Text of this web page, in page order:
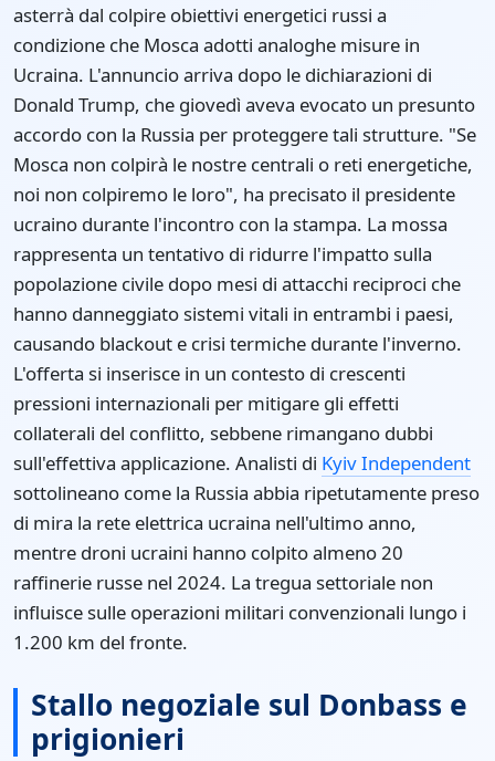
asterrà dal colpire obiettivi energetici russi a
condizione che Mosca adotti analoghe misure in
Ucraina. L'annuncio arriva dopo le dichiarazioni di
Donald Trump, che giovedì aveva evocato un presunto
accordo con la Russia per proteggere tali strutture. "Se
Mosca non colpirà le nostre centrali o reti energetiche,
noi non colpiremo le loro", ha precisato il presidente
ucraino durante l'incontro con la stampa. La mossa
rappresenta un tentativo di ridurre l'impatto sulla
popolazione civile dopo mesi di attacchi reciproci che
hanno danneggiato sistemi vitali in entrambi i paesi,
causando blackout e crisi termiche durante l'inverno.
L'offerta si inserisce in un contesto di crescenti
pressioni internazionali per mitigare gli effetti
collaterali del conflitto, sebbene rimangano dubbi
sull'effettiva applicazione. Analisti di Kyiv Independent
sottolineano come la Russia abbia ripetutamente preso
di mira la rete elettrica ucraina nell'ultimo anno,
mentre droni ucraini hanno colpito almeno 20
raffinerie russe nel 2024. La tregua settoriale non
influisce sulle operazioni militari convenzionali lungo i
1.200 km del fronte.
Stallo negoziale sul Donbass e
prigionieri